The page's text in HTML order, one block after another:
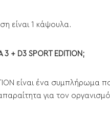
είναι 1 κάψουλα.
+ D3 SPORT EDITION;
είναι ένα
για τον